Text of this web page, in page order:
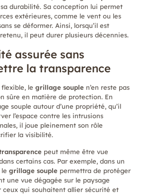
durabilité. Sa conception lui permet
extérieures, comme le vent ou les
se déformer. Ainsi, lorsqu’il est
il peut durer plusieurs décennies.
assurée sans
la transparence
le grillage souplen’en reste pas
sûre en matière de protection. En
souple autour d’une propriété, qu’il
l’espace contre les intrusions
il joue pleinement son rôle
la visibilité.
peut même être vue
certains cas. Par exemple, dans un
grillage souplepermettra de protéger
une vue dégagée sur le paysage
ceux qui souhaitent allier sécurité et